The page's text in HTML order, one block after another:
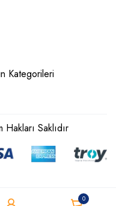
0
Kategorileri
Saklıdır